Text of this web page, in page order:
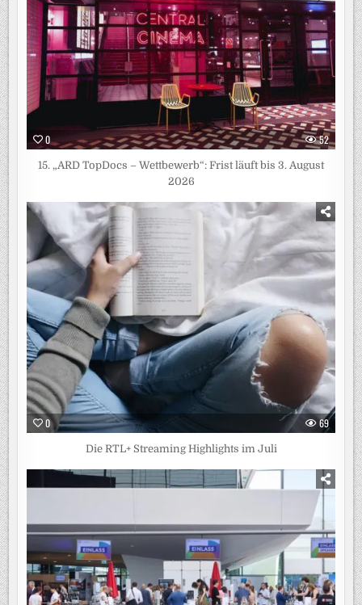
0 52
15. „ARD TopDocs – Wettbewerb“: Frist läuft bis 3. August
2026
0 69
Die RTL+ Streaming Highlights im Juli